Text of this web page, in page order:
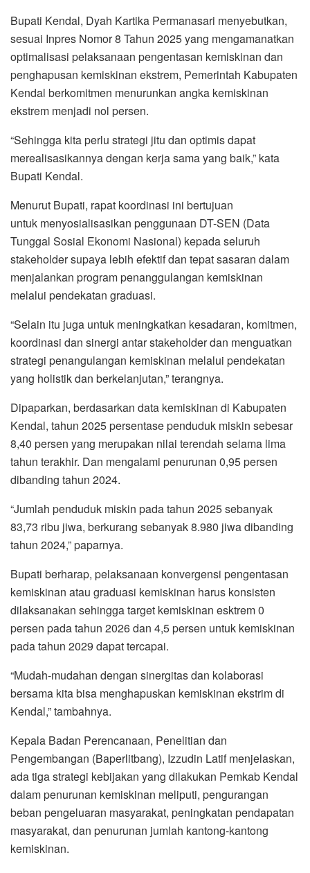
Bupati Kendal, Dyah Kartika Permanasari menyebutkan,
sesuai Inpres Nomor 8 Tahun 2025 yang mengamanatkan
optimalisasi pelaksanaan pengentasan kemiskinan dan
penghapusan kemiskinan ekstrem, Pemerintah Kabupaten
Kendal berkomitmen menurunkan angka kemiskinan
ekstrem menjadi nol persen.
“Sehingga kita perlu strategi jitu dan optimis dapat
merealisasikannya dengan kerja sama yang baik,” kata
Bupati Kendal.
Menurut Bupati, rapat koordinasi ini bertujuan
untuk menyosialisasikan penggunaan DT-SEN (Data
Tunggal Sosial Ekonomi Nasional) kepada seluruh
stakeholder supaya lebih efektif dan tepat sasaran dalam
menjalankan program penanggulangan kemiskinan
melalui pendekatan graduasi.
“Selain itu juga untuk meningkatkan kesadaran, komitmen,
koordinasi dan sinergi antar stakeholder dan menguatkan
strategi penangulangan kemiskinan melalui pendekatan
yang holistik dan berkelanjutan,” terangnya.
Dipaparkan, berdasarkan data kemiskinan di Kabupaten
Kendal, tahun 2025 persentase penduduk miskin sebesar
8,40 persen yang merupakan nilai terendah selama lima
tahun terakhir. Dan mengalami penurunan 0,95 persen
dibanding tahun 2024.
“Jumlah penduduk miskin pada tahun 2025 sebanyak
83,73 ribu jiwa, berkurang sebanyak 8.980 jiwa dibanding
tahun 2024,” paparnya.
Bupati berharap, pelaksanaan konvergensi pengentasan
kemiskinan atau graduasi kemiskinan harus konsisten
dilaksanakan sehingga target kemiskinan esktrem 0
persen pada tahun 2026 dan 4,5 persen untuk kemiskinan
pada tahun 2029 dapat tercapai.
“Mudah-mudahan dengan sinergitas dan kolaborasi
bersama kita bisa menghapuskan kemiskinan ekstrim di
Kendal,” tambahnya.
Kepala Badan Perencanaan, Penelitian dan
Pengembangan (Baperlitbang), Izzudin Latif menjelaskan,
ada tiga strategi kebijakan yang dilakukan Pemkab Kendal
dalam penurunan kemiskinan meliputi, pengurangan
beban pengeluaran masyarakat, peningkatan pendapatan
masyarakat, dan penurunan jumlah kantong-kantong
kemiskinan.